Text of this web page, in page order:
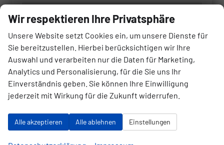
Cupra
Dacia
Ford
Hyundai
Jeep
Wir respektieren Ihre Privatsphäre
Unsere Website setzt Cookies ein, um unsere Dienste für
Sie bereitzustellen. Hierbei berücksichtigen wir Ihre
Auswahl und verarbeiten nur die Daten für Marketing,
Analytics und Personalisierung, für die Sie uns Ihr
Einverständnis geben. Sie können Ihre Einwilligung
jederzeit mit Wirkung für die Zukunft widerrufen.
Alle akzeptieren Alle ablehnen Einstellungen